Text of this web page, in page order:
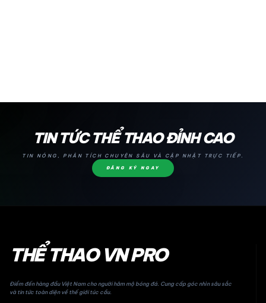
TIN TỨC THỂ THAO ĐỈNH CAO
TIN NÓNG, PHÂN TÍCH CHUYÊN SÂU VÀ CẬP NHẬT TRỰC TIẾP.
ĐĂNG KÝ NGAY
THỂ THAO VN PRO
Điểm đến hàng đầu Việt Nam cho người hâm mộ bóng đá. Cung cấp góc nhìn sâu sắc
và tin tức toàn diện về thế giới túc cầu.